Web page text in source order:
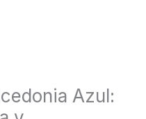
Azul: